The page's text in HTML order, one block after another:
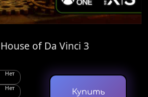
of Da Vinci 3
Нет
Нет Купить